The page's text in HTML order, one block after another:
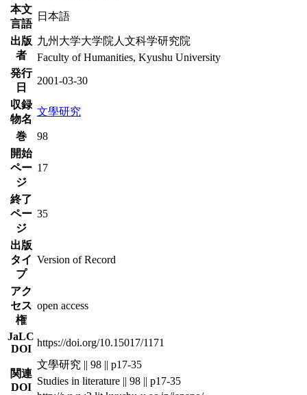
本文
言語
日本語
出版
者
九州大学大学院人文科学研究院
Faculty of Humanities, Kyushu University
発行
日
2001-03-30
収録
物名
文學研究
巻
98
開始
ペー
ジ
17
終了
ペー
ジ
35
出版
タイ
プ
Version of Record
アク
セス
権
open access
JaLC
DOI
https://doi.org/10.15017/1171
関連
DOI
文學研究 || 98 || p17-35
Studies in literature || 98 || p17-35